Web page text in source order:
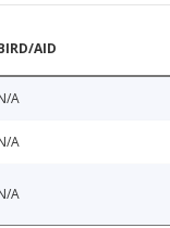
AID
A
A
A